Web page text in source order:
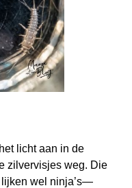
licht aan in de
zilvervisjes weg. Die
wel ninja’s—